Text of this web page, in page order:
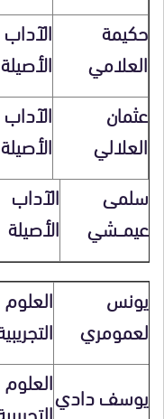
حكيمة
العلامي
الآداب
الأصيلة
عثمان
العلالي
الآداب
الأصيلة
سلمى
عيمـــشي
الآداب
الأصيلة
يونس
لعمومري
العلوم
يوسف داديالعلوم